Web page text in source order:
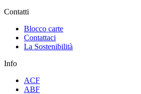
Contatti
Blocco carte
Contattaci
La Sostenibilità
Info
ACF
ABF